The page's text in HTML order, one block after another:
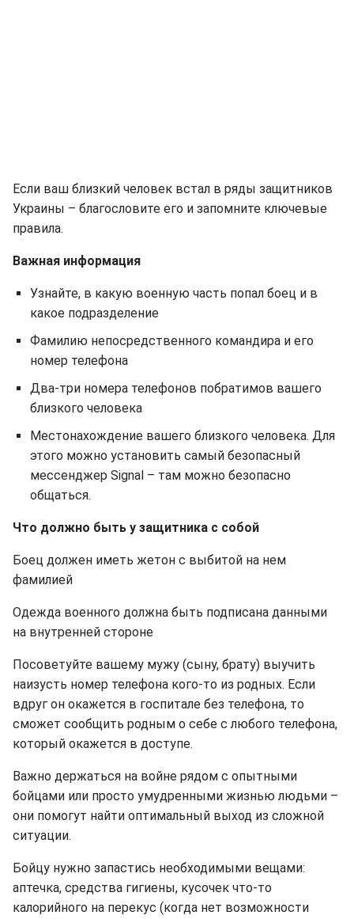
Если ваш близкий человек встал в ряды защитников
Украины – благословите его и запомните ключевые
правила.
Важная информация
Узнайте, в какую военную часть попал боец и в
какое подразделение
Фамилию непосредственного командира и его
номер телефона
Два-три номера телефонов побратимов вашего
близкого человека
Местонахождение вашего близкого человека. Для
этого можно установить самый безопасный
мессенджер Signal – там можно безопасно
общаться.
Что должно быть у защитника с собой
Боец должен иметь жетон с выбитой на нем
фамилией
Одежда военного должна быть подписана данными
на внутренней стороне
Посоветуйте вашему мужу (сыну, брату) выучить
наизусть номер телефона кого-то из родных. Если
вдруг он окажется в госпитале без телефона, то
сможет сообщить родным о себе с любого телефона,
который окажется в доступе.
Важно держаться на войне рядом с опытными
бойцами или просто умудренными жизнью людьми –
они помогут найти оптимальный выход из сложной
ситуации.
Бойцу нужно запастись необходимыми вещами:
аптечка, средства гигиены, кусочек что-то
калорийного на перекус (когда нет возможности